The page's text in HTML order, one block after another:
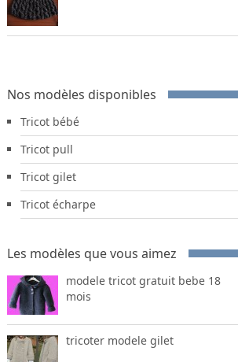
Nos modèles disponibles
Tricot bébé
Tricot pull
Tricot gilet
Tricot écharpe
Les modèles que vous aimez
modele tricot gratuit bebe 18
mois
tricoter modele gilet